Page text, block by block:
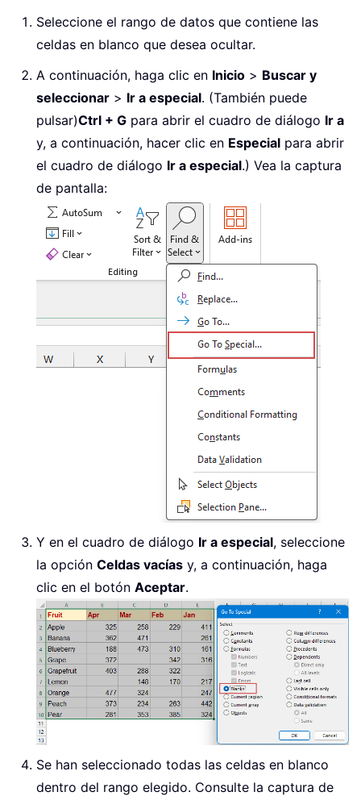
Seleccione el rango de datos que contiene las
celdas en blanco que desea ocultar.
A continuación, haga clic en Inicio > Buscar y
seleccionar > Ir a especial. (También puede
pulsar)Ctrl + G para abrir el cuadro de diálogo Ir a
y, a continuación, hacer clic en Especial para abrir
el cuadro de diálogo Ir a especial.) Vea la captura
de pantalla:
Y en el cuadro de diálogo Ir a especial, seleccione
la opción Celdas vacías y, a continuación, haga
clic en el botón Aceptar.
Se han seleccionado todas las celdas en blanco
dentro del rango elegido. Consulte la captura de